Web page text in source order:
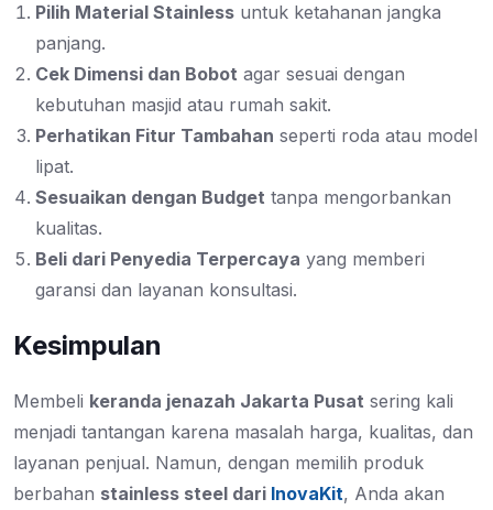
Pilih Material Stainless untuk ketahanan jangka
panjang.
Cek Dimensi dan Bobot agar sesuai dengan
kebutuhan masjid atau rumah sakit.
Perhatikan Fitur Tambahan seperti roda atau model
lipat.
Sesuaikan dengan Budget tanpa mengorbankan
kualitas.
Beli dari Penyedia Terpercaya yang memberi
garansi dan layanan konsultasi.
Kesimpulan
Membeli keranda jenazah Jakarta Pusat sering kali
menjadi tantangan karena masalah harga, kualitas, dan
layanan penjual. Namun, dengan memilih produk
berbahan stainless steel dari InovaKit, Anda akan